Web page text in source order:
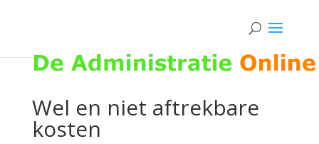
Wel en niet aftrekbare
kosten